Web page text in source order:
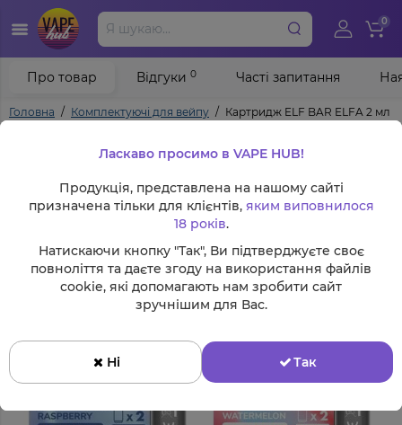
0
Головна Комплектуючі для вейпу Картридж ELF BAR ELFA 2 мл
Про товар Відгуки 0 Часті запитання
Ласкаво просимо в VAPE HUB!
Продукція, представлена на нашому сайті
призначена тільки для клієнтів, яким виповнилося
18 років.
Натискаючи кнопку "Так", Ви підтверджуєте своє
повноліття та даєте згоду на використання файлів
cookie, які допомагають нам зробити сайт
зручнішим для Вас.
Ні Так